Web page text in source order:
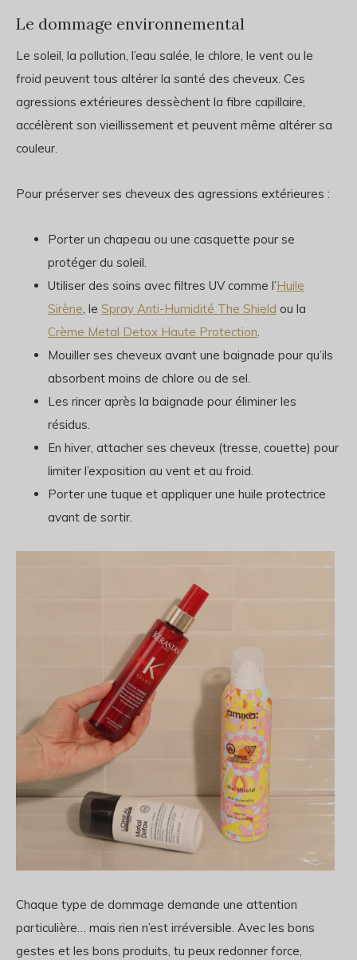
Le dommage environnemental
Le soleil, la pollution, l’eau salée, le chlore, le vent ou le
froid peuvent tous altérer la santé des cheveux. Ces
agressions extérieures dessèchent la fibre capillaire,
accélèrent son vieillissement et peuvent même altérer sa
couleur.
Pour préserver ses cheveux des agressions extérieures :
Porter un chapeau ou une casquette pour se
protéger du soleil.
Utiliser des soins avec filtres UV comme l’Huile
Sirène, le Spray Anti-Humidité The Shield ou la
Crème Metal Detox Haute Protection.
Mouiller ses cheveux avant une baignade pour qu’ils
absorbent moins de chlore ou de sel.
Les rincer après la baignade pour éliminer les
résidus.
En hiver, attacher ses cheveux (tresse, couette) pour
limiter l’exposition au vent et au froid.
Porter une tuque et appliquer une huile protectrice
avant de sortir.
Chaque type de dommage demande une attention
particulière… mais rien n’est irréversible. Avec les bons
gestes et les bons produits, tu peux redonner force,